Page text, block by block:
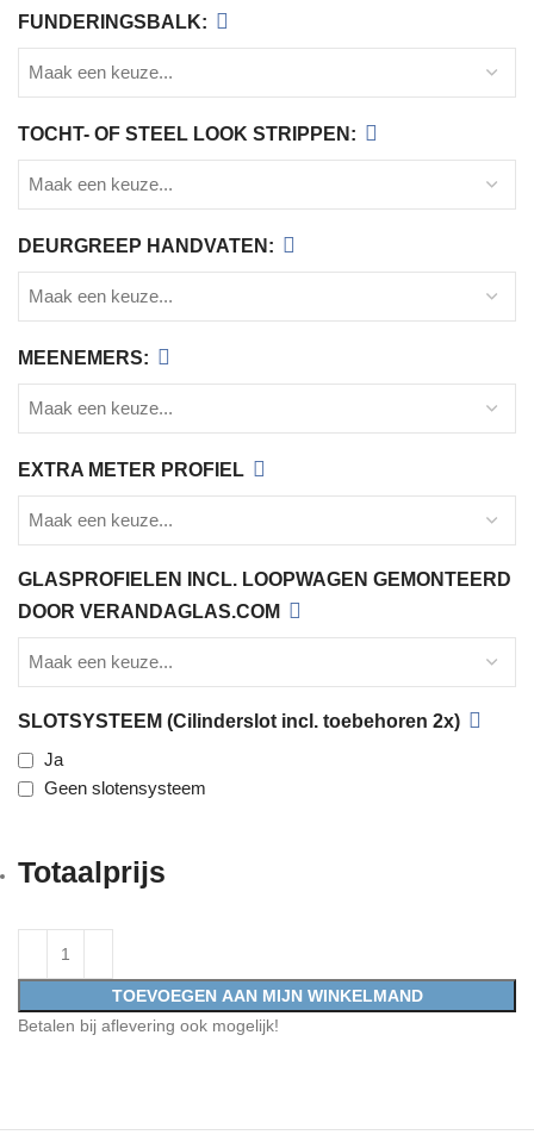
FUNDERINGSBALK:
TOCHT- OF STEEL LOOK STRIPPEN:
DEURGREEP HANDVATEN:
MEENEMERS:
EXTRA METER PROFIEL
GLASPROFIELEN INCL. LOOPWAGEN GEMONTEERD
DOOR VERANDAGLAS.COM
SLOTSYSTEEM (Cilinderslot incl. toebehoren 2x)
Ja
Geen slotensysteem
Totaalprijs
TOEVOEGEN AAN MIJN WINKELMAND
Betalen bij aflevering ook mogelijk!